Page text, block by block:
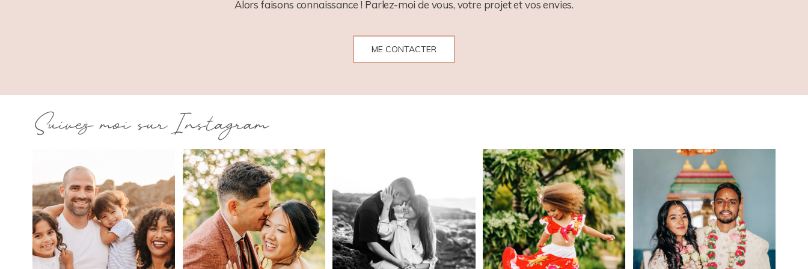
Alors faisons connaissance ! Parlez-moi de vous, votre projet et vos envies.
ME CONTACTER
Suivez moi sur Instagram